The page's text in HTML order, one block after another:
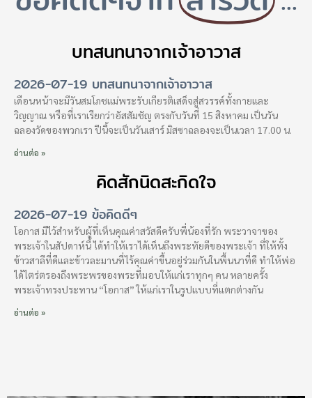
บทสนทนาจากเจ้าอาวาส
2026-07-19 บทสนทนาจากเจ้าอาวาส
เดือนหน้าจะมีวันสมโภชแม่พระรับเกียรติเสด็จสู่สวรรค์ทั้งกายและ
วิญญาณ หรือที่เราเรียกว่าอัสสัมชัญ ตรงกับวันที่ 15 สิงหาคม เป็นวัน
ฉลองวัดของพวกเรา ปีนี้จะเป็นวันเสาร์ มิสซาฉลองจะเป็นเวลา 17.00 น.
อ่านต่อ »
คิดสักนิดสะกิดใจ
2026-07-19 ข้อคิดดีๆ
โอกาส มีไว้สำหรับผู้ที่เห็นคุณค่าสวัสดีครับพี่น้องที่รัก พระวาจาของ
พระเจ้าในสัปดาห์นี้ ได้ทำให้เราได้เห็นถึงพระทัยดีของพระเจ้า ที่ให้ทั้ง
ข้าวสาลีที่ดีและข้าวละมานที่ไร้คุณค่าขึ้นอยู่ร่วมกันในพื้นนาที่ดี ทำให้พ่อ
ได้ไตร่ตรองถึงพระพรของพระที่มอบให้แก่เราทุกๆ คน หลายครั้ง
พระเจ้าทรงประทาน “โอกาส” ให้แก่เราในรูปแบบที่แตกต่างกัน
อ่านต่อ »